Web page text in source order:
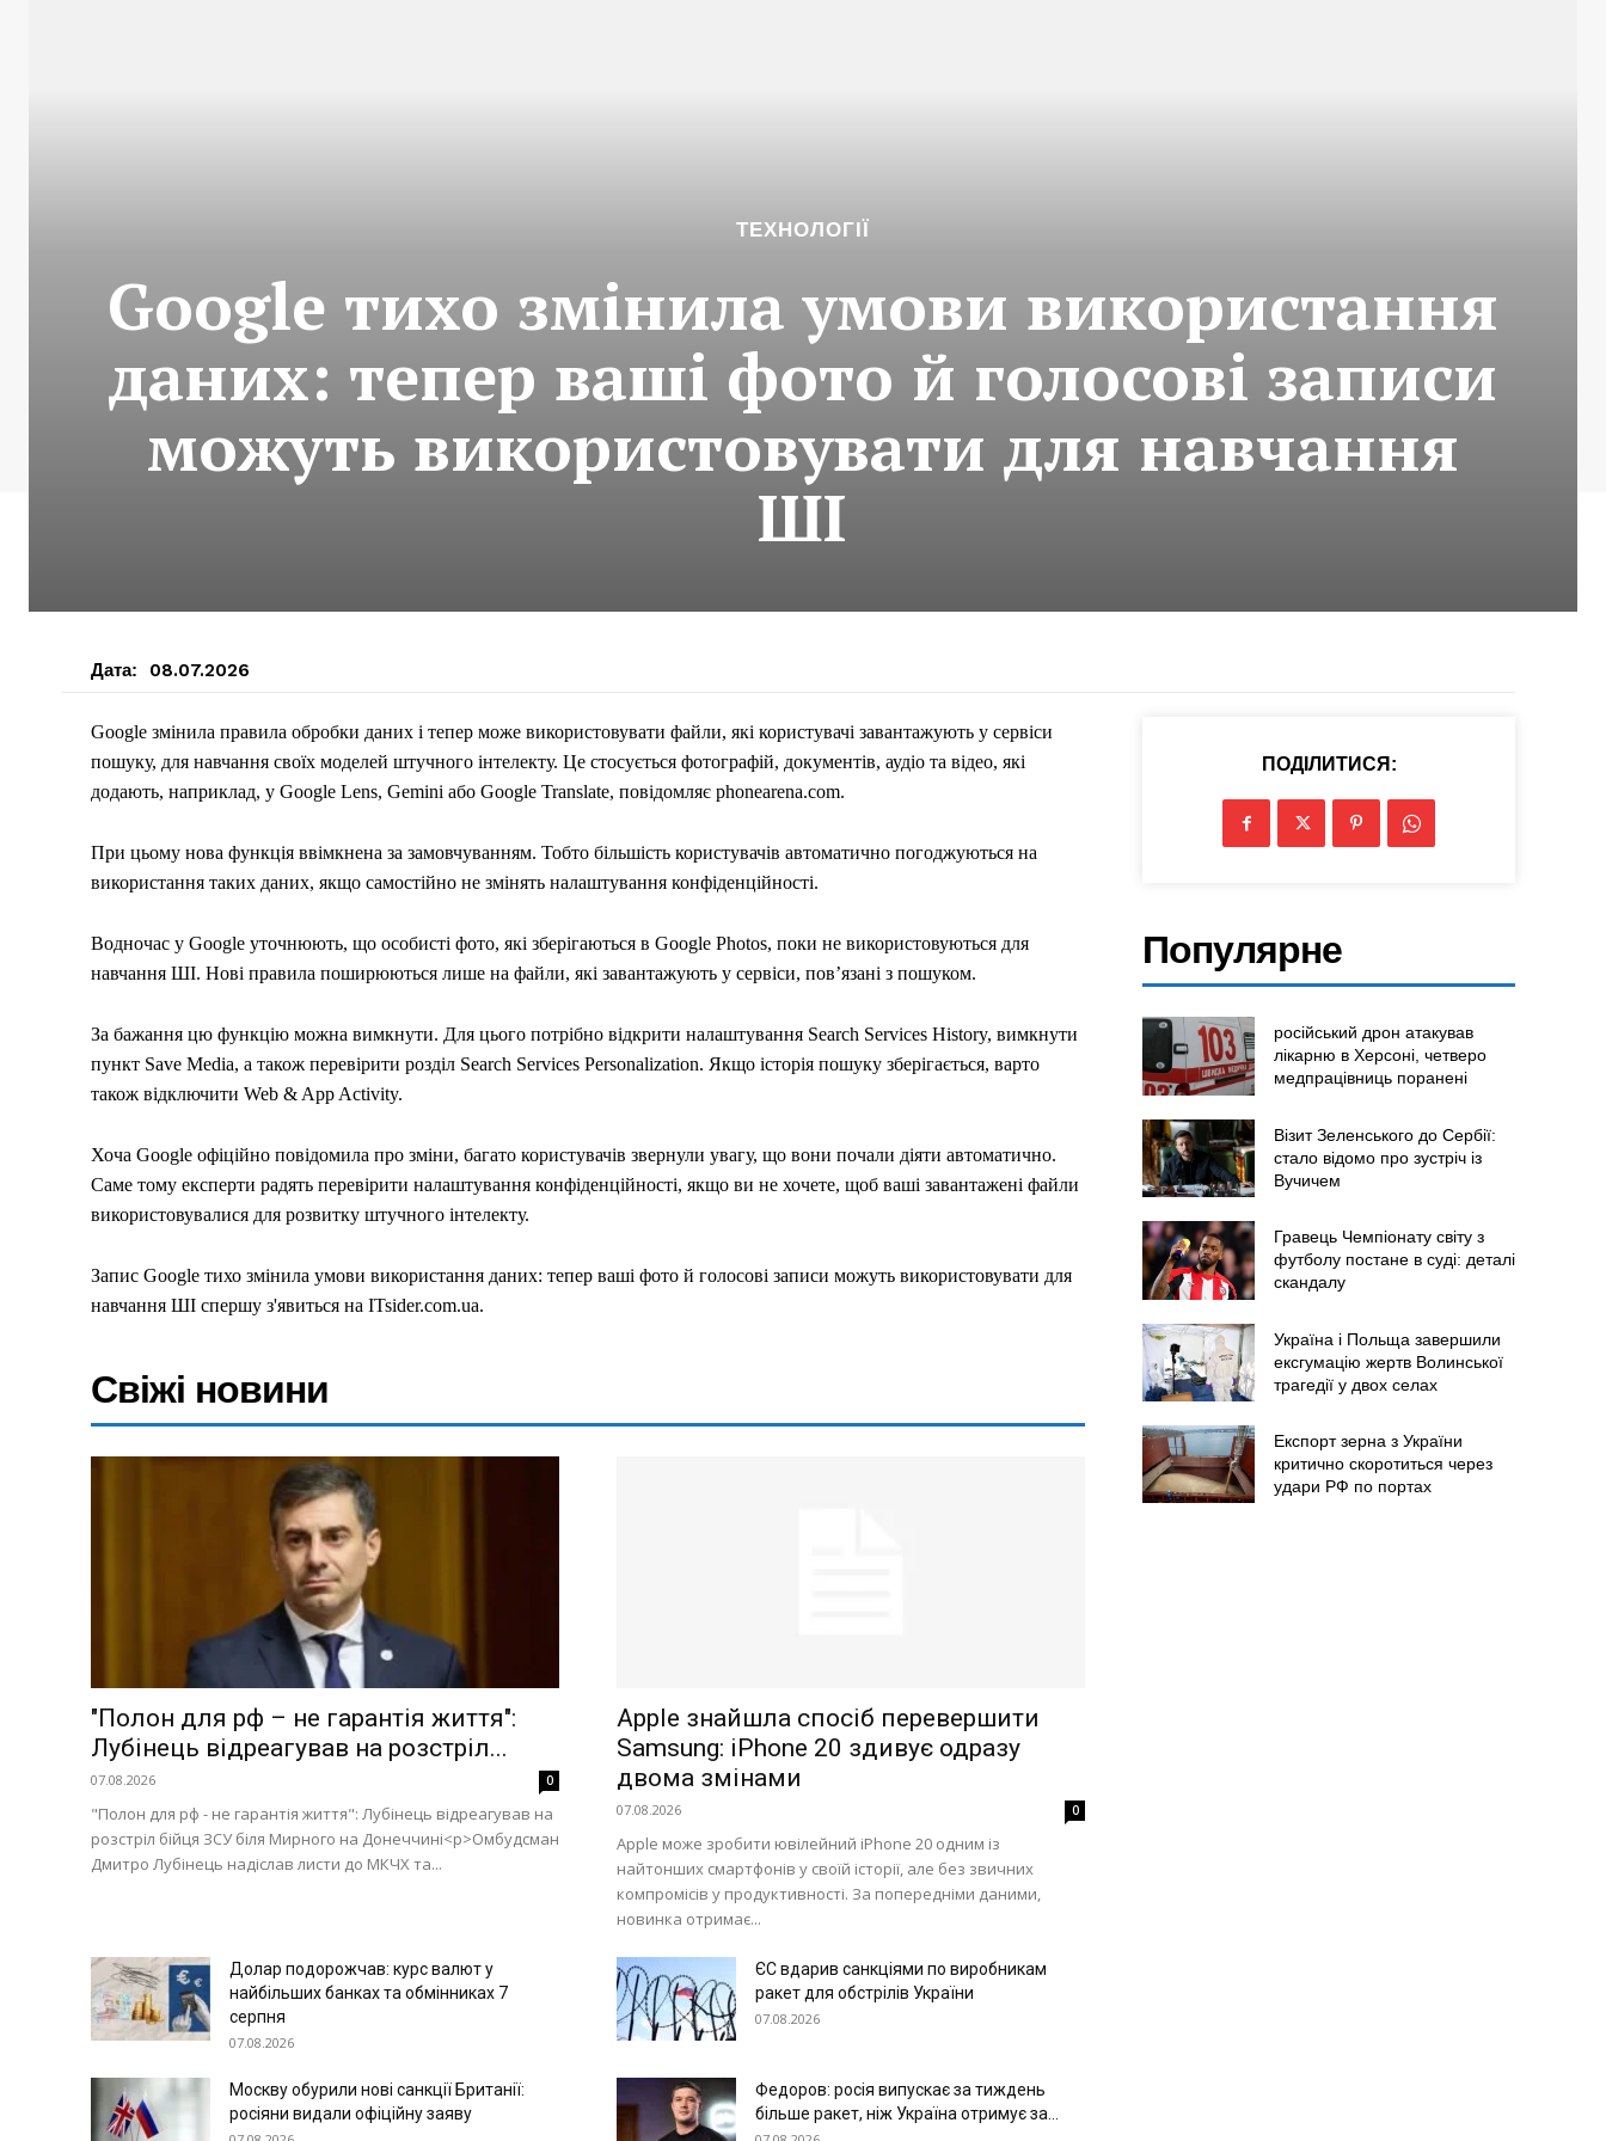
Меню
Київ
Україна
Політика
Світ
ТЕХНОЛОГІЇ
Google тихо змінила умови використання
даних: тепер ваші фото й голосові записи
можуть використовувати для навчання
ШІ
Дата: 08.07.2026
Google змінила правила обробки даних і тепер може використовувати файли, які користувачі завантажують у сервіси
пошуку, для навчання своїх моделей штучного інтелекту. Це стосується фотографій, документів, аудіо та відео, які
додають, наприклад, у Google Lens, Gemini або Google Translate, повідомляє phonearena.com.
При цьому нова функція ввімкнена за замовчуванням. Тобто більшість користувачів автоматично погоджуються на
використання таких даних, якщо самостійно не змінять налаштування конфіденційності.
Водночас у Google уточнюють, що особисті фото, які зберігаються в Google Photos, поки не використовуються для
навчання ШІ. Нові правила поширюються лише на файли, які завантажують у сервіси, пов’язані з пошуком.
За бажання цю функцію можна вимкнути. Для цього потрібно відкрити налаштування Search Services History, вимкнути
пункт Save Media, а також перевірити розділ Search Services Personalization. Якщо історія пошуку зберігається, варто
також відключити Web & App Activity.
Хоча Google офіційно повідомила про зміни, багато користувачів звернули увагу, що вони почали діяти автоматично.
Саме тому експерти радять перевірити налаштування конфіденційності, якщо ви не хочете, щоб ваші завантажені файли
використовувалися для розвитку штучного інтелекту.
Запис Google тихо змінила умови використання даних: тепер ваші фото й голосові записи можуть використовувати для
навчання ШІ спершу з'явиться на ITsider.com.ua.
Свіжі новини
"Полон для рф – не гарантія життя":
Лубінець відреагував на розстріл...
07.08.2026 0
"Полон для рф - не гарантія життя": Лубінець відреагував на
розстріл бійця ЗСУ біля Мирного на Донеччині<p>Омбудсман
Дмитро Лубінець надіслав листи до МКЧХ та...
Apple знайшла спосіб перевершити
Samsung: iPhone 20 здивує одразу
двома змінами
07.08.2026 0
Apple може зробити ювілейний iPhone 20 одним із
найтонших смартфонів у своїй історії, але без звичних
компромісів у продуктивності. За попередніми даними,
новинка отримає...
Долар подорожчав: курс валют у
найбільших банках та обмінниках 7
серпня
07.08.2026
ЄС вдарив санкціями по виробникам
ракет для обстрілів України
07.08.2026
Москву обурили нові санкції Британії:
росіяни видали офіційну заяву
Федоров: росія випускає за тиждень
більше ракет, ніж Україна отримує за...
ПОДІЛИТИСЯ:
Популярне
російський дрон атакував
лікарню в Херсоні, четверо
медпрацівниць поранені
Візит Зеленського до Сербії:
стало відомо про зустріч із
Вучичем
Гравець Чемпіонату світу з
футболу постане в суді: деталі
скандалу
Україна і Польща завершили
ексгумацію жертв Волинської
трагедії у двох селах
Експорт зерна з України
критично скоротиться через
удари РФ по портах